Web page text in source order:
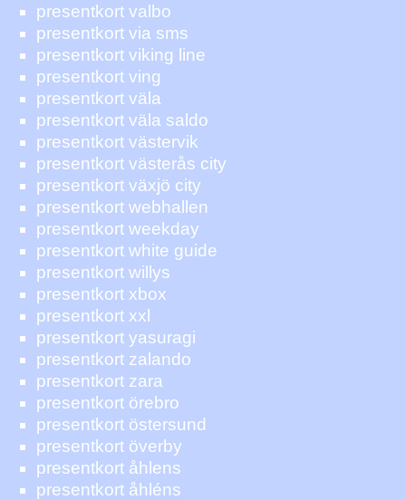
presentkort valbo
presentkort via sms
presentkort viking line
presentkort ving
presentkort väla
presentkort väla saldo
presentkort västervik
presentkort västerås city
presentkort växjö city
presentkort webhallen
presentkort weekday
presentkort white guide
presentkort willys
presentkort xbox
presentkort xxl
presentkort yasuragi
presentkort zalando
presentkort zara
presentkort örebro
presentkort östersund
presentkort överby
presentkort åhlens
presentkort åhléns